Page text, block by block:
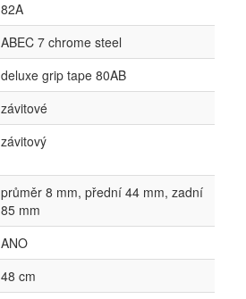
82A
ABEC 7 chrome steel
deluxe grip tape 80AB
závitové
závitový
průměr 8 mm, přední 44 mm, zadní
85 mm
ANO
48 cm